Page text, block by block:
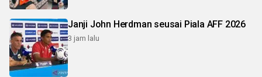
Janji John Herdman seusai Piala AFF 2026
3 jam lalu